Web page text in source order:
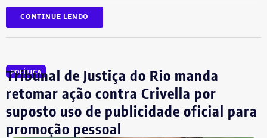
Candidato
Bebeto
Dr. Luizinho
R$ 150.000,00
Leniel Borel
R$ 104.500,00
*Valor correspondente à soma de R$ 122.642,00 em espécie
convertidos de dólar e R$ 88.000,00 em reais declarados em dinheiro
CONTINUE LENDO
POLÍTICA
Tribunal de Justiça do Rio manda
retomar ação contra Crivella por
suposto uso de publicidade oficial para
promoção pessoal